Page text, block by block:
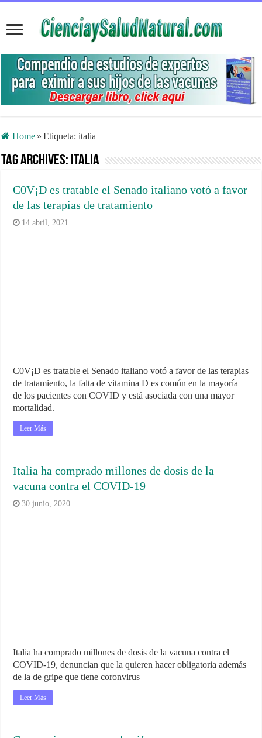
Home » Etiqueta:italia
Tag Archives: italia
C0V¡D es tratable el Senado italiano votó a favor
de las terapias de tratamiento
14 abril, 2021
C0V¡D es tratable el Senado italiano votó a favor de las terapias
de tratamiento, la falta de vitamina D es común en la mayoría
de los pacientes con COVID y está asociada con una mayor
mortalidad.
Leer Más
Italia ha comprado millones de dosis de la
vacuna contra el COVID-19
30 junio, 2020
Italia ha comprado millones de dosis de la vacuna contra el
COVID-19, denuncian que la quieren hacer obligatoria además
de la de gripe que tiene coronvirus
Leer Más